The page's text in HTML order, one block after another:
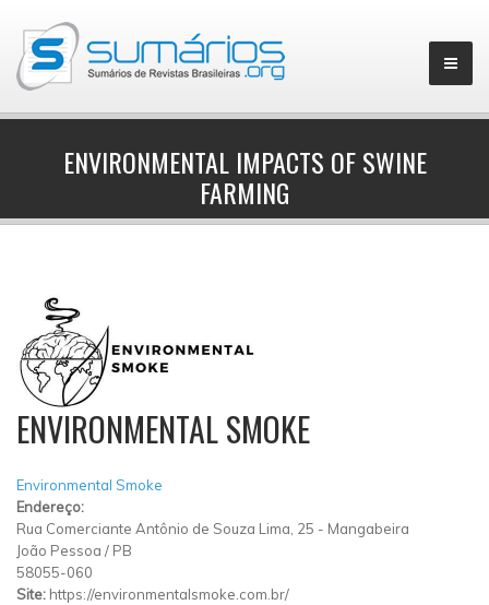
ENVIRONMENTAL IMPACTS OF SWINE
FARMING
ENVIRONMENTAL SMOKE
Environmental Smoke
Endereço:
Rua Comerciante Antônio de Souza Lima, 25 - Mangabeira
João Pessoa / PB
58055-060
Site: https://environmentalsmoke.com.br/